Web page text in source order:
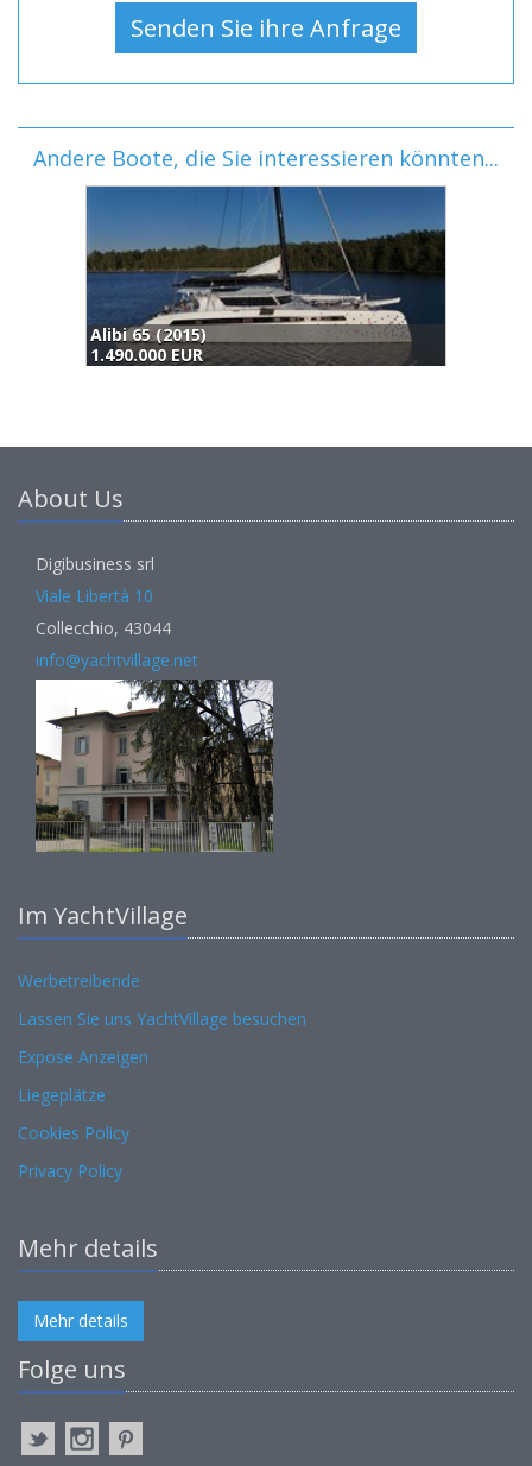
Andere Boote, die Sie interessieren könnten...
Alibi 65 (2015)
1.490.000 EUR
About Us
Digibusiness srl
Viale Libertà 10
Collecchio, 43044
info@yachtvillage.net
Im YachtVillage
Werbetreibende
Lassen Sie uns YachtVillage besuchen
Expose Anzeigen
Liegeplätze
Cookies Policy
Privacy Policy
Mehr details
Mehr details
Folge uns